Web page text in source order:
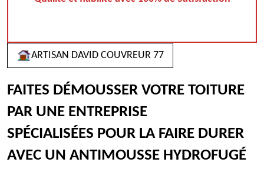
ARTISAN DAVID COUVREUR 77
FAITES DÉMOUSSER VOTRE TOITURE
PAR UNE ENTREPRISE
SPÉCIALISÉES POUR LA FAIRE DURER
AVEC UN ANTIMOUSSE HYDROFUGÉ